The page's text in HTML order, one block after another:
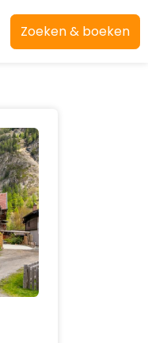
Zoeken & boeken